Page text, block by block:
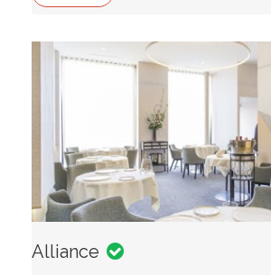
Alliance